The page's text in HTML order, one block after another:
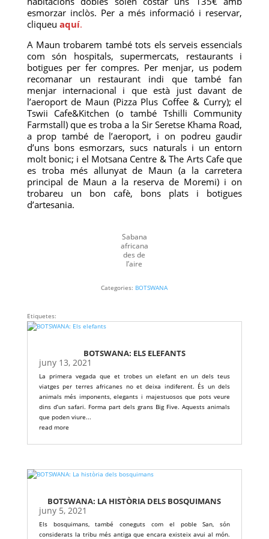
esmorzar inclòs. Per a més informació i reservar,
cliqueu aquí.
A Maun trobarem també tots els serveis essencials
com són hospitals, supermercats, restaurants i
botigues per fer compres. Per menjar, us podem
recomanar un restaurant indi que també fan
menjar internacional i que està just davant de
l’aeroport de Maun (Pizza Plus Coffee & Curry); el
Tswii Cafe&Kitchen (o també Tshilli Community
Farmstall) que es troba a la Sir Seretse Khama Road,
a prop també de l’aeroport, i on podreu gaudir
d’uns bons esmorzars, sucs naturals i un entorn
molt bonic; i el Motsana Centre & The Arts Cafe que
es troba més allunyat de Maun (a la carretera
principal de Maun a la reserva de Moremi) i on
trobareu un bon cafè, bons plats i botigues
d’artesania.
Sabana
africana
des de
l’aire
Categories: BOTSWANA
Etiquetes:
BOTSWANA: ELS ELEFANTS
juny 13, 2021
La primera vegada que et trobes un elefant en un dels teus
viatges per terres africanes no et deixa indiferent. És un dels
animals més imponents, elegants i majestuosos que pots veure
dins d’un safari. Forma part dels grans Big Five. Aquests animals
que poden viure...
read more
BOTSWANA: LA HISTÒRIA DELS BOSQUIMANS
juny 5, 2021
Els bosquimans, també coneguts com el poble San, són
considerats la tribu més antiga que encara existeix avui al món.